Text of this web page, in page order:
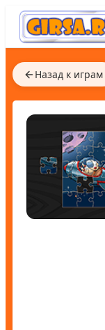
Назад к играм